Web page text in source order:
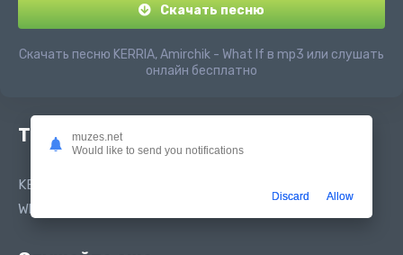
Скачать песню
Скачать песню KERRIA, Amirchik - What If в mp3 или слушать
онлайн бесплатно
Текст песни
KERRIA, Amirchik - What If
What If What If
muzes.net
Would like to send you notifications
Discard Allow